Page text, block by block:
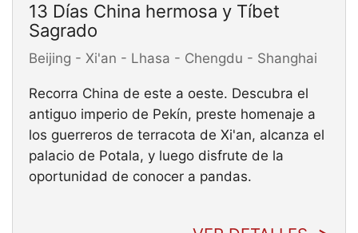
13 Días China hermosa y Tíbet
Sagrado
Beijing - Xi'an - Lhasa - Chengdu - Shanghai
Recorra China de este a oeste. Descubra el
antiguo imperio de Pekín, preste homenaje a
los guerreros de terracota de Xi'an, alcanza el
palacio de Potala, y luego disfrute de la
oportunidad de conocer a pandas.